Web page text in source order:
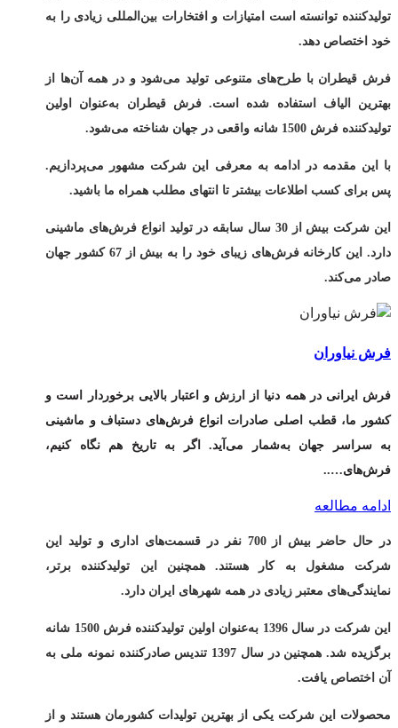
تولیدکننده توانسته است امتیازات و افتخارات بین‌المللی زیادی را به
خود اختصاص دهد.
فرش قیطران با طرح‌های متنوعی تولید می‌شود و در همه آن‌ها از
بهترین الیاف استفاده شده است. فرش قیطران به‌عنوان اولین
تولیدکننده فرش 1500 شانه واقعی در جهان شناخته می‌شود.
با این مقدمه در ادامه به معرفی این شرکت مشهور می‌پردازیم.
پس برای کسب اطلاعات بیشتر تا انتهای مطلب همراه ما باشید.
این شرکت بیش از 30 سال سابقه در تولید انواع فرش‌های ماشینی
دارد. این کارخانه فرش‌های زیبای خود را به بیش از 67 کشور جهان
صادر می‌کند.
فرش نیاوران
فرش ایرانی در همه دنیا از ارزش و اعتبار بالایی برخوردار است و
کشور ما، قطب اصلی صادرات انواع فرش‌های دستباف و ماشینی
به سراسر جهان به‌شمار می‌آید. اگر به تاریخ هم نگاه کنیم،
فرش‌های…..
ادامه مطالعه
در حال حاضر بیش از 700 نفر در قسمت‌های اداری و تولید این
شرکت مشغول به کار هستند. همچنین این تولیدکننده برتر،
نمایندگی‌های معتبر زیادی در همه شهرهای ایران دارد.
این شرکت در سال 1396 به‌عنوان اولین تولیدکننده فرش 1500 شانه
برگزیده شد. همچنین در سال 1397 تندیس صادرکننده نمونه ملی به
آن اختصاص یافت.
محصولات این شرکت یکی از بهترین تولیدات کشورمان هستند و از